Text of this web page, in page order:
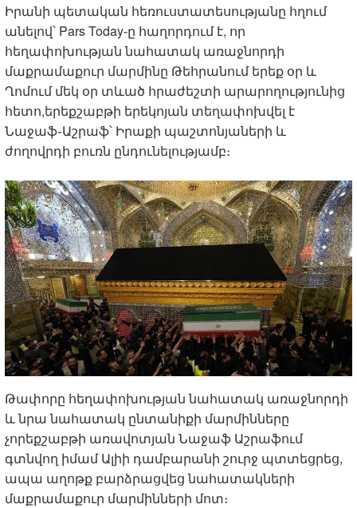
Իրանի պետական հեռուստատեսությանը հղում
անելով՝ Pars Today-ը հաղորդում է, որ
հեղափոխության նահատակ առաջնորդի
մաքրամաքուր մարմինը Թեհրանում երեք օր և
Ղոմում մեկ օր տևած հրաժեշտի արարողությունից
հետո,երեքշաբթի երեկոյան տեղափոխվել է
Նաջաֆ֊Աշրաֆ՝ Իրաքի պաշտոնյաների և
ժողովրդի բուռն ընդունելությամբ։
Թափորը հեղափոխության նահատակ առաջնորդի
և նրա նահատակ ընտանիքի մարմինները
չորեքշաբթի առավոտյան Նաջաֆ Աշրաֆում
գտնվող իմամ Ալիի դամբարանի շուրջ պտտեցրեց,
ապա աղոթք բարձրացվեց նահատակների
մաքրամաքուր մարմինների մոտ։